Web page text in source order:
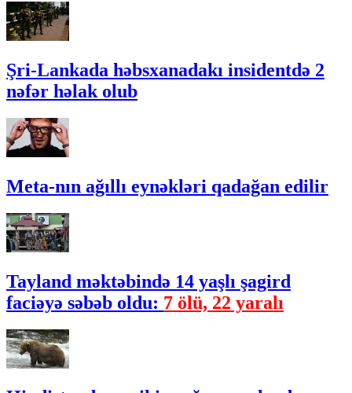
Şri-Lankada həbsxanadakı insidentdə 2
nəfər həlak olub
Meta-nın ağıllı eynəkləri qadağan edilir
Tayland məktəbində 14 yaşlı şagird
faciəyə səbəb oldu: 7 ölü, 22 yaralı